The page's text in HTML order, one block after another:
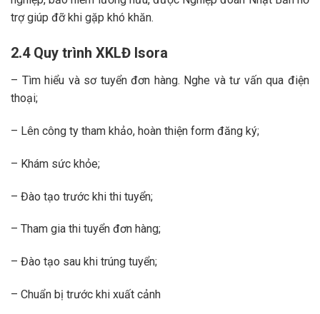
trợ giúp đỡ khi gặp khó khăn.
2.4 Quy trình XKLĐ Isora
– Tìm hiểu và sơ tuyển đơn hàng. Nghe và tư vấn qua điện
thoại;
– Lên công ty tham khảo, hoàn thiện form đăng ký;
– Khám sức khỏe;
– Đào tạo trước khi thi tuyển;
– Tham gia thi tuyển đơn hàng;
– Đào tạo sau khi trúng tuyển;
– Chuẩn bị trước khi xuất cảnh